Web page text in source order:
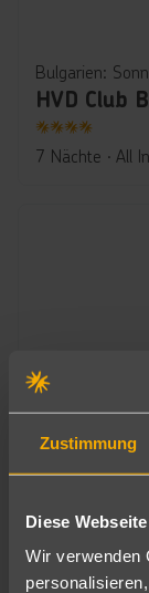
Zustimmung
Diese
Wir verwenden
Bulgarien:
HVD Club
4
7 Nächte ∙ All
Bulgarien:
7 Nächte∙All